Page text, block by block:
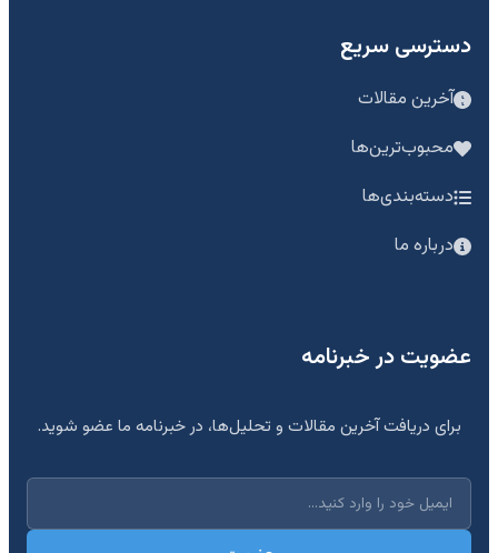
دسترسی سریع
آخرین مقالات
محبوب‌ترین‌ها
دسته‌بندی‌ها
درباره ما
عضویت در خبرنامه
برای دریافت آخرین مقالات و تحلیل‌ها، در خبرنامه ما عضو شوید.